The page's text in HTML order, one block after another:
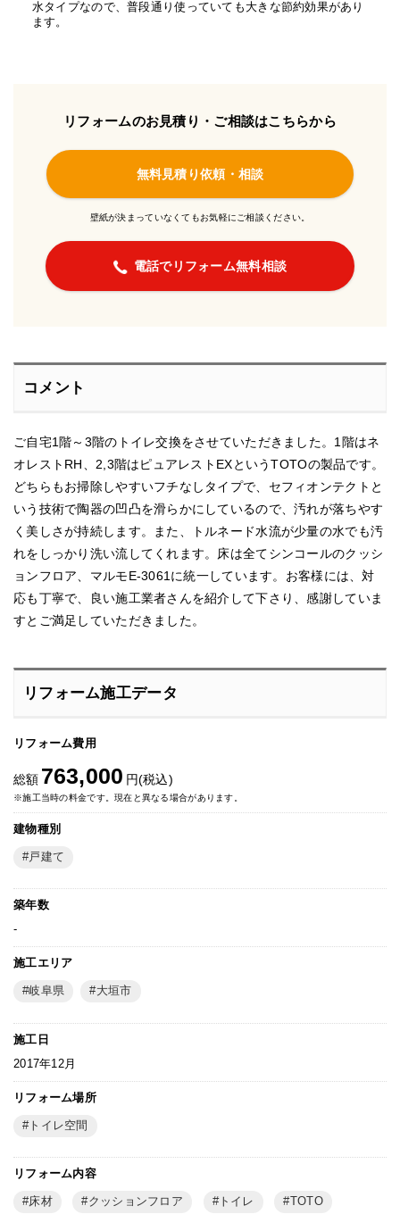
水タイプなので、普段通り使っていても大きな節約効果があり
ます。
リフォームのお見積り・ご相談はこちらから
無料見積り依頼・相談
壁紙が決まっていなくてもお気軽にご相談ください。
電話でリフォーム無料相談
コメント
ご自宅1階～3階のトイレ交換をさせていただきました。1階はネ
オレストRH、2,3階はピュアレストEXというTOTOの製品です。
どちらもお掃除しやすいフチなしタイプで、セフィオンテクトと
いう技術で陶器の凹凸を滑らかにしているので、汚れが落ちやす
く美しさが持続します。また、トルネード水流が少量の水でも汚
れをしっかり洗い流してくれます。床は全てシンコールのクッシ
ョンフロア、マルモE‐3061に統一しています。お客様には、対
応も丁寧で、良い施工業者さんを紹介して下さり、感謝していま
すとご満足していただきました。
リフォーム施工データ
リフォーム費用
総額 763,000 円(税込)
※施工当時の料金です。現在と異なる場合があります。
建物種別
戸建て
築年数
-
施工エリア
岐阜県 大垣市
施工日
2017年12月
リフォーム場所
トイレ空間
リフォーム内容
床材 クッションフロア トイレ TOTO